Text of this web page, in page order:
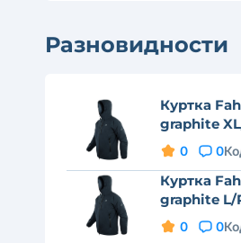
Разновидности
Куртка
graphite
0 0
Куртка
graphite L/
0 0